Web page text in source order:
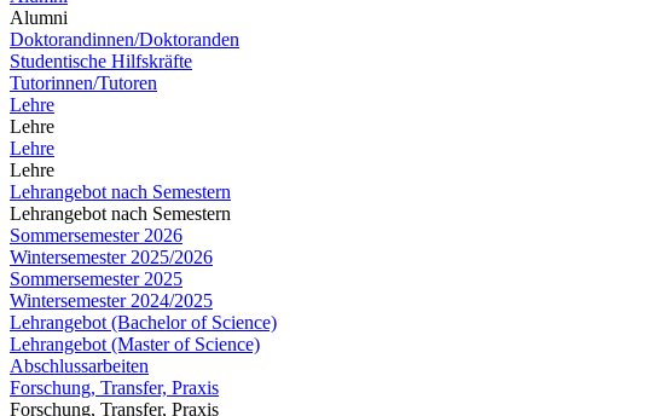
Alumni
Doktorandinnen/Doktoranden
Studentische Hilfskräfte
Tutorinnen/Tutoren
Lehre
Lehre
Lehre
Lehre
Lehrangebot nach Semestern
Lehrangebot nach Semestern
Sommersemester 2026
Wintersemester 2025/2026
Sommersemester 2025
Wintersemester 2024/2025
Lehrangebot (Bachelor of Science)
Lehrangebot (Master of Science)
Abschlussarbeiten
Forschung, Transfer, Praxis
Forschung, Transfer, Praxis